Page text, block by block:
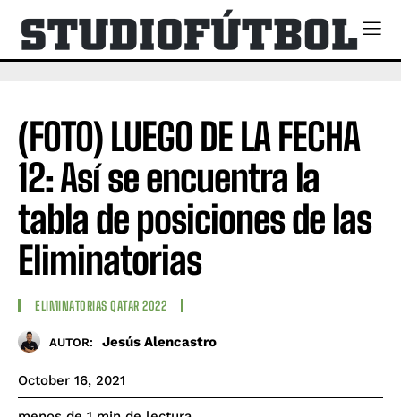
(FOTO) LUEGO DE LA FECHA
12: Así se encuentra la
tabla de posiciones de las
Eliminatorias
ELIMINATORIAS QATAR 2022
AUTOR: Jesús Alencastro
October 16, 2021